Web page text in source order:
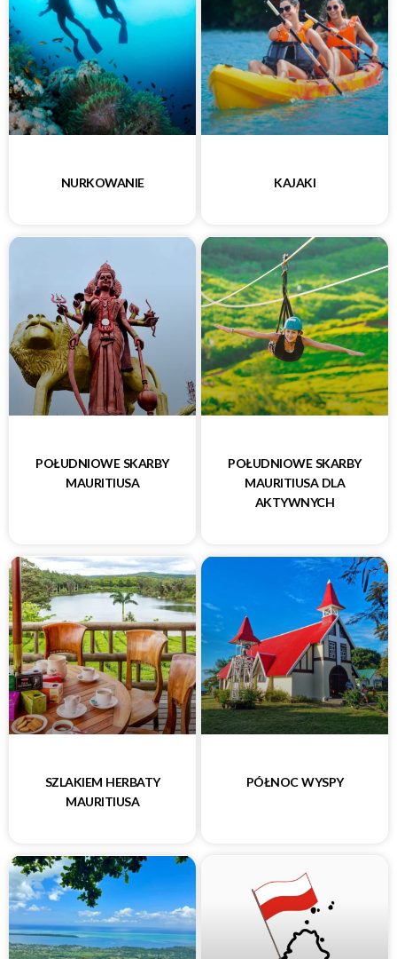
NURKOWANIE KAJAKI
POŁUDNIOWE SKARBY
MAURITIUSA
POŁUDNIOWE SKARBY
MAURITIUSA DLA
AKTYWNYCH
SZLAKIEM HERBATY
MAURITIUSA
PÓŁNOC WYSPY